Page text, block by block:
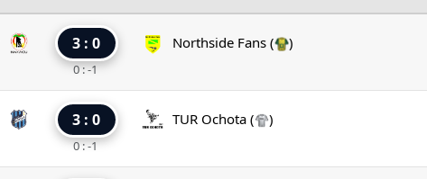
3 : 0
0 : -1
Northside Fans( )
3 : 0
0 : -1
TUR Ochota( )